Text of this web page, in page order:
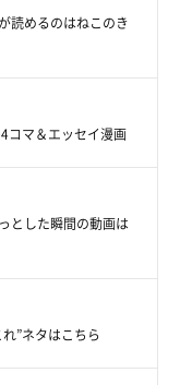
に起きると黒い物
。寒い時期は身
てます」
って落ちていま
読めるのはねこのき
コマ＆エッセイ漫画
とした瞬間の動画は
”ネタはこちら